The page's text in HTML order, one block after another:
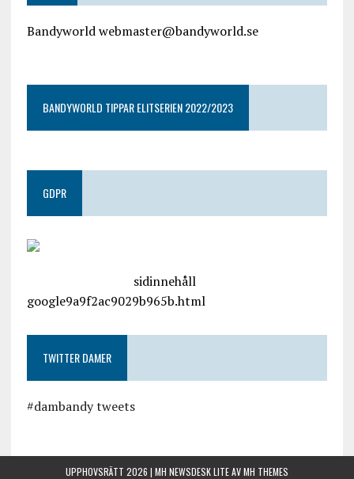
Bandyworld webmaster@bandyworld.se
BANDYWORLD TIPPAR ELITSERIEN 2022/2023
GDPR
sidinnehåll
google9a9f2ac9029b965b.html
TWITTER DAMER
#dambandy tweets
UPPHOVSRÄTT 2026 | MH NEWSDESK LITE AVMH THEMES